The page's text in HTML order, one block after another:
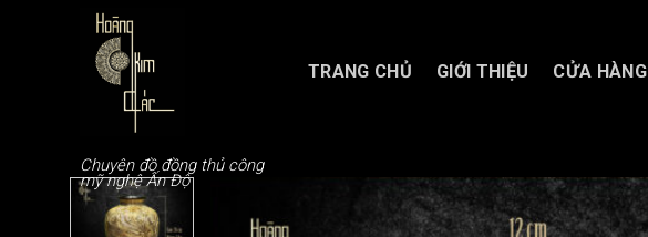
Chuyên đồ đồng thủ công
mỹ nghệ Ấn Độ
TRANG CHỦ GIỚI THIỆU CỬA HÀNG